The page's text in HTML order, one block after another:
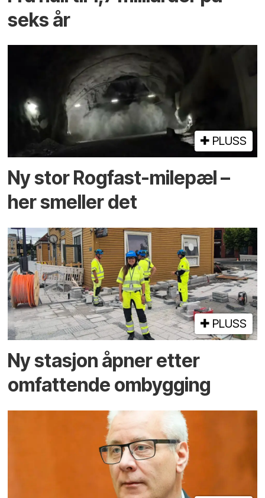
seks år
PLUSS
Ny stor Rogfast-milepæl –
her smeller det
PLUSS
Ny stasjon åpner etter
omfattende ombygging